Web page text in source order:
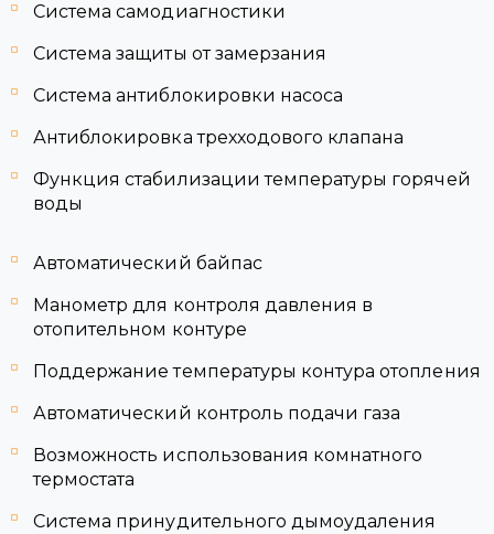
Система самодиагностики
Система защиты от замерзания
Система антиблокировки насоса
Антиблокировка трехходового клапана
Функция стабилизации температуры горячей
воды
Автоматический байпас
Манометр для контроля давления в
отопительном контуре
Поддержание температуры контура отопления
Автоматический контроль подачи газа
Возможность использования комнатного
термостата
Система принудительного дымоудаления